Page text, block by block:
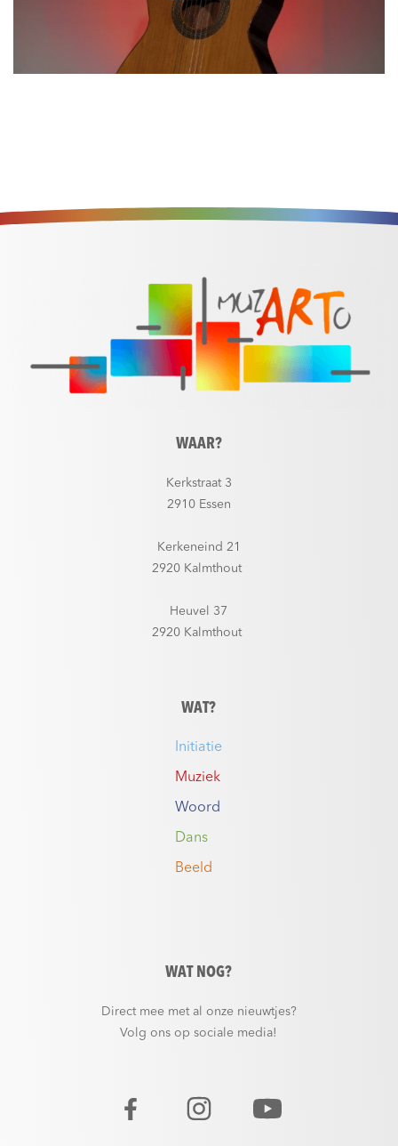
WAAR?
Kerkstraat 3
2910 Essen
Kerkeneind 21
2920 Kalmthout
Heuvel 37
2920 Kalmthout
WAT?
Initiatie
Muziek
Woord
Dans
Beeld
WAT NOG?
Direct mee met al onze nieuwtjes?
Volg ons op sociale media!